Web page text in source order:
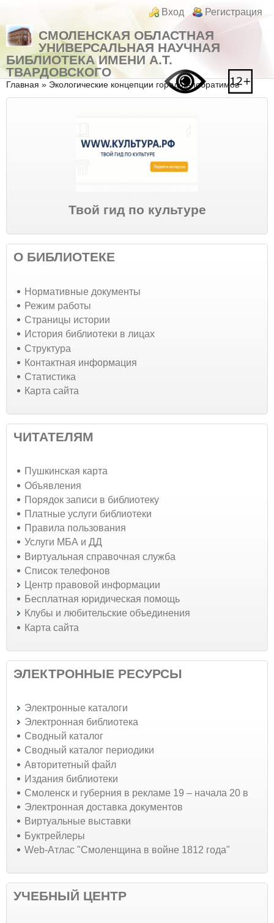
Перейти к основному содержанию
Login links
Вход Регистрация
СМОЛЕНСКАЯ ОБЛАСТНАЯ
УНИВЕРСАЛЬНАЯ НАУЧНАЯ
БИБЛИОТЕКА ИМЕНИ А.Т.
ТВАРДОВСКОГО
Вы здесь
Главная » Экологические концепции городов-побратимов
Твой гид по культуре
О БИБЛИОТЕКЕ
Нормативные документы
Режим работы
Страницы истории
История библиотеки в лицах
Структура
Контактная информация
Статистика
Карта сайта
ЧИТАТЕЛЯМ
Пушкинская карта
Объявления
Порядок записи в библиотеку
Платные услуги библиотеки
Правила пользования
Услуги МБА и ДД
Виртуальная справочная служба
Список телефонов
Центр правовой информации
Бесплатная юридическая помощь
Клубы и любительские объединения
Карта сайта
ЭЛЕКТРОННЫЕ РЕСУРСЫ
Электронные каталоги
Электронная библиотека
Сводный каталог
Сводный каталог периодики
Авторитетный файл
Издания библиотеки
Смоленск и губерния в рекламе 19 – начала 20 в
Электронная доставка документов
Виртуальные выставки
Буктрейлеры
Web-Атлас "Смоленщина в войне 1812 года"
УЧЕБНЫЙ ЦЕНТР